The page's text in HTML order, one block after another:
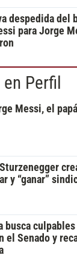
despedida del
para Jorge
Perfil
Messi, el
y “ganar”
busca
el Senado y